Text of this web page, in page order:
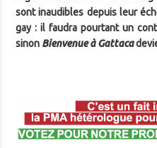
sont inaudibles depuis leur
gay : il faudra pourtant un
sinon Bienvenue à Gattaca